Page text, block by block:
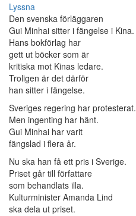
Lyssna
Den svenska förläggaren
Gui Minhai sitter i fängelse i Kina.
Hans bokförlag har
gett ut böcker som är
kritiska mot Kinas ledare.
Troligen är det därför
han sitter i fängelse.
Sveriges regering har protesterat.
Men ingenting har hänt.
Gui Minhai har varit
fängslad i flera år.
Nu ska han få ett pris i Sverige.
Priset går till författare
som behandlats illa.
Kulturminister Amanda Lind
ska dela ut priset.